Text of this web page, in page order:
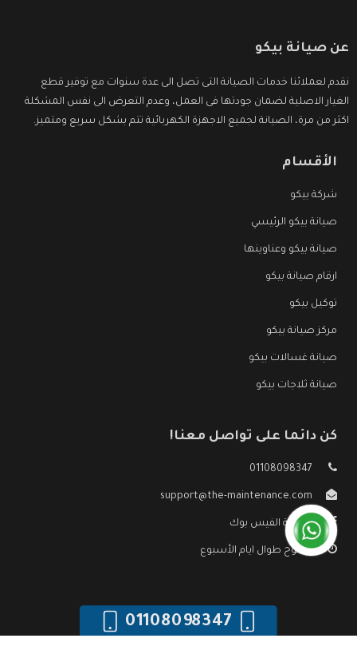
عن صيانة بيكو
نقدم لعملائنا خدمات الصيانة التى تصل الى عدة سنوات مع توفير قطع
الغيار الاصلية لضمان جودتها فى العمل، وعدم التعرض الى نفس المشكلة
اكثر من مرة، الصيانة لجميع الاجهزة الكهربائية تتم بشكل سريع ومتميز.
الأقسام
شركة بيكو
صيانة بيكو الرئيسي
صيانة بيكو وعناوينها
ارقام صيانة بيكو
توكيل بيكو
مركز صيانة بيكو
صيانة غسالات بيكو
صيانة ثلاجات بيكو
كن دائما على تواصل معنا!
01108098347
support@the-maintenance.com
صفحة الفيس بوك
مفتوح طوال ايام الأسبوع
01108098347